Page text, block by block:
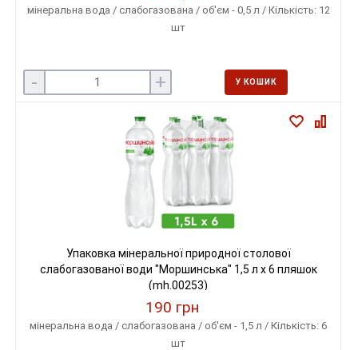
мінеральна вода / слабогазована / об'єм - 0,5 л / Кількість: 12
шт
- + У КОШИК
Упаковка мінеральної природної столової
слабогазованої води "Моршинська" 1,5 л х 6 пляшок
(mh.00253)
190 грн
мінеральна вода / слабогазована / об'єм - 1,5 л / Кількість: 6
шт